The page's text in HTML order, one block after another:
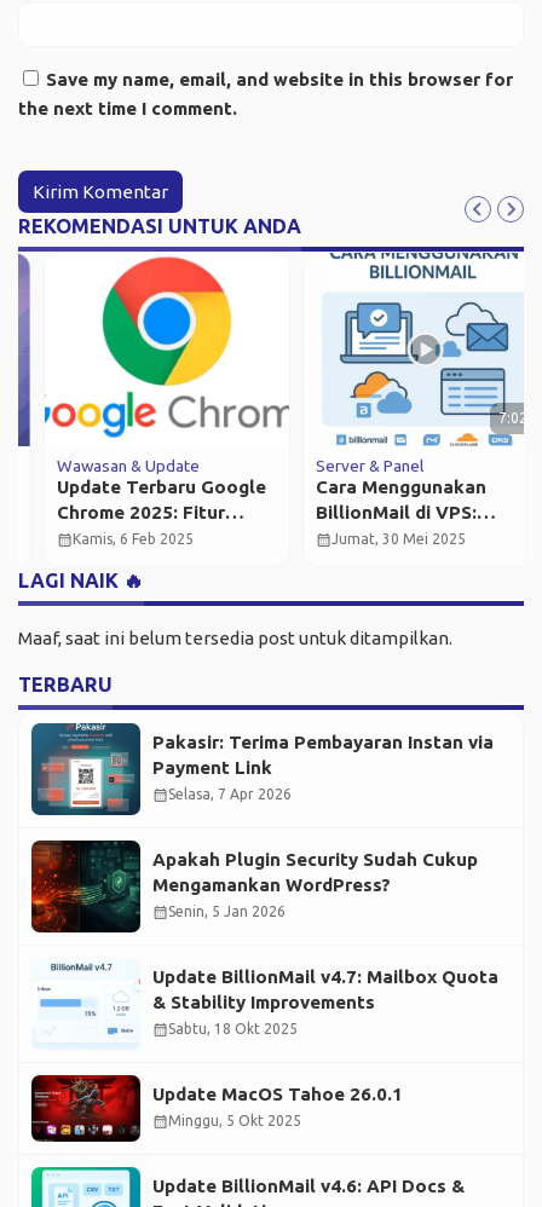
Save my name, email, and website in this browser for
the next time I comment.
REKOMENDASI UNTUK ANDA
Wawasan & Update
Update Terbaru Google
Chrome 2025: Fitur
Canggih yang Harus
Kamis, 6 Feb 2025
7:02
Server & Panel
Cara Menggunakan
BillionMail di VPS:
Panduan Lengkap Setup
Jumat, 30 Mei 2025
LAGI NAIK 🔥
Maaf, saat ini belum tersedia post untuk ditampilkan.
TERBARU
Pakasir: Terima Pembayaran Instan via
Payment Link
calendar_monthSelasa, 7 Apr 2026
Apakah Plugin Security Sudah Cukup
Mengamankan WordPress?
calendar_monthSenin, 5 Jan 2026
Update BillionMail v4.7: Mailbox Quota
& Stability Improvements
calendar_monthSabtu, 18 Okt 2025
Update MacOS Tahoe 26.0.1
calendar_monthMinggu, 5 Okt 2025
Update BillionMail v4.6: API Docs &